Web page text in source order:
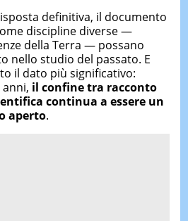
definitiva, il documento
discipline diverse —
della Terra — possano
nello studio del passato. E
il dato più significativo:
il confine tra racconto
continua a essere un
aperto.